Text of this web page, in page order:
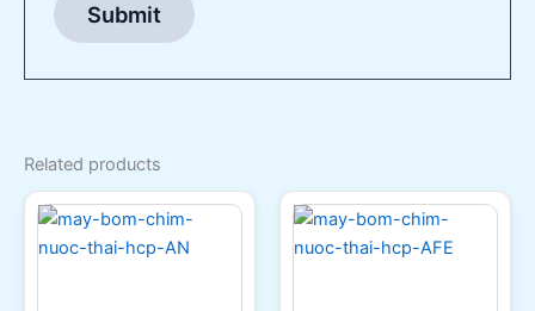
Related products